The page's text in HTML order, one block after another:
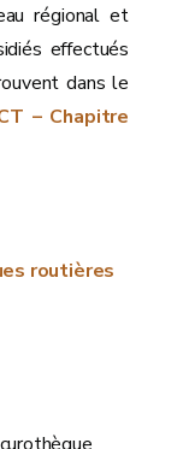
régional et
effectués
dans le
– Chapitre
routières